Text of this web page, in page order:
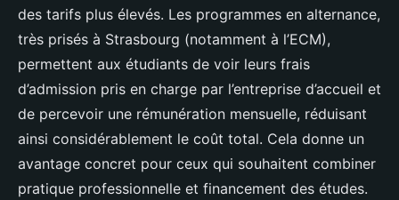
des tarifs plus élevés. Les programmes en alternance,
très prisés à Strasbourg (notamment à l’ECM),
permettent aux étudiants de voir leurs frais
d’admission pris en charge par l’entreprise d’accueil et
de percevoir une rémunération mensuelle, réduisant
ainsi considérablement le coût total. Cela donne un
avantage concret pour ceux qui souhaitent combiner
pratique professionnelle et financement des études.